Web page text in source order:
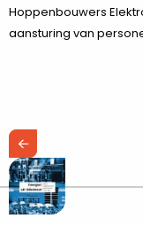
Hoppenbouwers
aansturing van